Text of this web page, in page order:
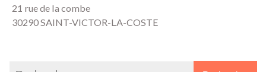
21 rue de la combe
30290 SAINT-VICTOR-LA-COSTE